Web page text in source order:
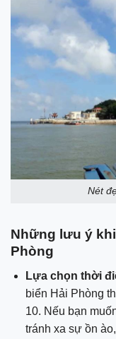
Nét
Những lưu ý
Phòng
Lựa chọn thời
biển Hải Phòng
10. Nếu bạn
tránh xa sự ồn